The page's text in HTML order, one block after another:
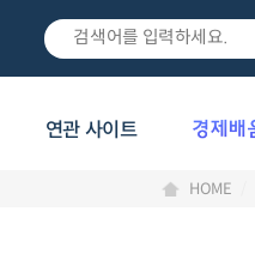
연관 사이트
HOME